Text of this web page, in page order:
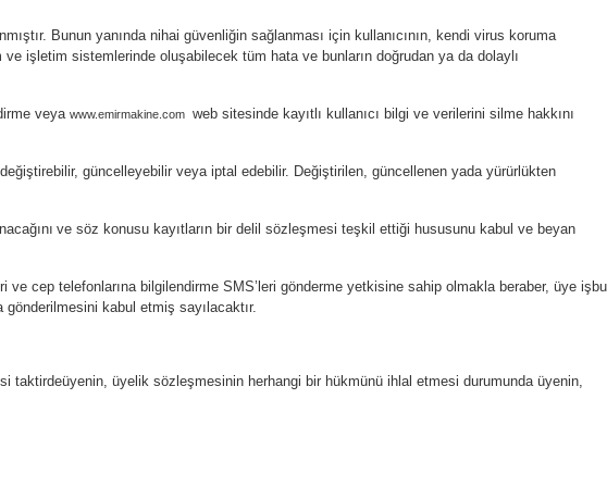
Bunun yanında nihai güvenliğin sağlanması için kullanıcının, kendi virus koruma
ve işletim sistemlerinde oluşabilecek tüm hata ve bunların doğrudan ya da dolaylı
veya www.emirmakine.com web sitesinde kayıtlı kullanıcı bilgi ve verilerini silme hakkını
güncelleyebilir veya iptal edebilir. Değiştirilen, güncellenen yada yürürlükten
ve söz konusu kayıtların bir delil sözleşmesi teşkil ettiği hususunu kabul ve beyan
cep telefonlarına bilgilendirme SMS’leri gönderme yetkisine sahip olmakla beraber, üye işbu
kabul etmiş sayılacaktır.
taktirdeüyenin, üyelik sözleşmesinin herhangi bir hükmünü ihlal etmesi durumunda üyenin,